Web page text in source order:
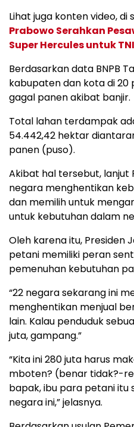
Lihat juga konten video, di
Prabowo Serahkan
Super Hercules untuk
Berdasarkan data BNPB
kabupaten dan kota di
gagal panen akibat banjir.
Total lahan terdampak
54.442,42 hektar
panen (puso).
Akibat hal tersebut, lanjut
negara menghentikan
dan memilih untuk
untuk kebutuhan dalam
Oleh karena itu, Presiden
petani memiliki peran
pemenuhan kebutuhan
“22 negara sekarang ini
menghentikan menjual
lain. Kalau penduduk
juta, gampang.”
“Kita ini 280 juta harus
mboten? (benar tidak?-
bapak, ibu para petani itu
negara ini,” jelasnya.